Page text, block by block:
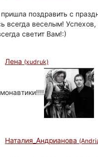
поздравить с
всегда веселым! Успехов,
светит Вам!:)
Лена (xudruk)
Наталия_Андрианова